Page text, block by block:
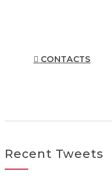
CONTACTS
Recent Tweets